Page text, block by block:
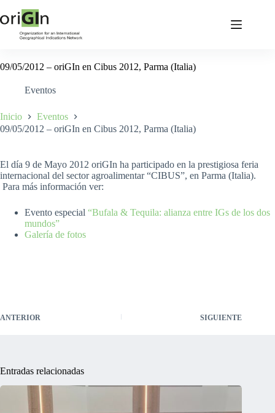
09/05/2012 – oriGIn en Cibus 2012, Parma (Italia)
Eventos
Inicio
Eventos
09/05/2012 – oriGIn en Cibus 2012, Parma (Italia)
El día 9 de Mayo 2012 oriGIn ha participado en la prestigiosa feria
internacional del sector agroalimentar “CIBUS”, en Parma (Italia).
Para más información ver:
Evento especial “Bufala & Tequila: alianza entre IGs de los dos
mundos”
Galería de fotos
ANTERIOR SIGUIENTE
Entradas relacionadas